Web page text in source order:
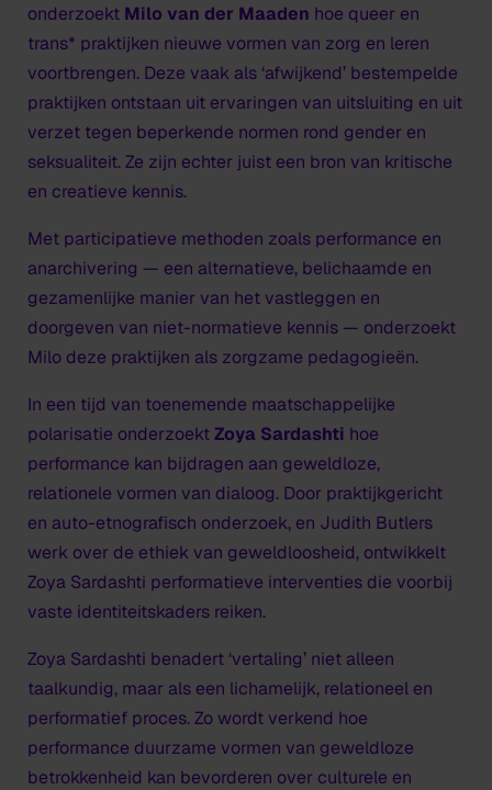
onderzoekt Milo van der Maaden hoe queer en
trans* praktijken nieuwe vormen van zorg en leren
voortbrengen. Deze vaak als ‘afwijkend’ bestempelde
praktijken ontstaan uit ervaringen van uitsluiting en uit
verzet tegen beperkende normen rond gender en
seksualiteit. Ze zijn echter juist een bron van kritische
en creatieve kennis.
Met participatieve methoden zoals performance en
anarchivering — een alternatieve, belichaamde en
gezamenlijke manier van het vastleggen en
doorgeven van niet-normatieve kennis — onderzoekt
Milo deze praktijken als zorgzame pedagogieën.
In een tijd van toenemende maatschappelijke
polarisatie onderzoektZoya Sardashti hoe
performance kan bijdragen aan geweldloze,
relationele vormen van dialoog. Door praktijkgericht
en auto-etnografisch onderzoek, en Judith Butlers
werk over de ethiek van geweldloosheid, ontwikkelt
Zoya Sardashti performatieve interventies die voorbij
vaste identiteitskaders reiken.
Zoya Sardashti benadert ‘vertaling’ niet alleen
taalkundig, maar als een lichamelijk, relationeel en
performatief proces. Zo wordt verkend hoe
performance duurzame vormen van geweldloze
betrokkenheid kan bevorderen over culturele en